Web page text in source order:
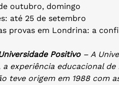
outubro, domingo
até 25 de setembro
provas em Londrina: a
Positivo– A
a experiência educacional
teve origem em 1988 com